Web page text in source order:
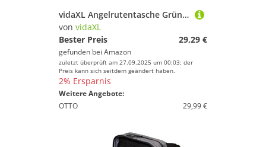
vidaXL Angelrutentasche Grün Tarnfarben 150 cm Oxford-Gewebe, Angeltasche, Tragetasche Angelruten, Fischertasche, Rutentasche, Anglertasche
von vidaXL
Bester Preis
29,29 €
gefunden bei Amazon
zuletzt überprüft am 27.09.2025 um 00:03; der
Preis kann sich seitdem geändert haben.
2% Ersparnis
Weitere Angebote:
OTTO
29,99 €